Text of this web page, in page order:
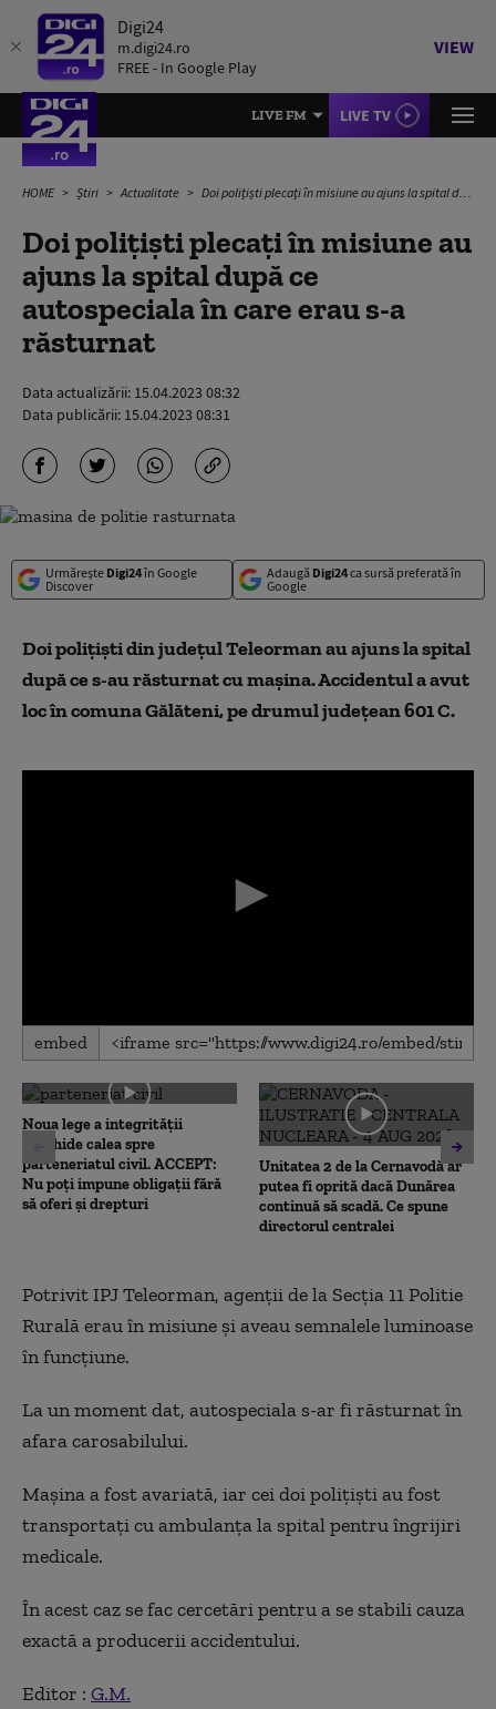
Digi24
m.digi24.ro
FREE - In Google Play
VIEW
LIVE FM LIVE TV
HOME Știri Actualitate Doi polițiști plecați în misiune au ajuns la spital după ce autospeciala în care erau s-a răsturnat
Doi polițiști plecați în misiune au
ajuns la spital după ce
autospeciala în care erau s-a
răsturnat
Data actualizării: 15.04.2023 08:32
Data publicării: 15.04.2023 08:31
Urmărește Digi24în Google
Discover
Adaugă Digi24ca sursă preferată în
Google
Doi polițiști din județul Teleorman au ajuns la spital
după ce s-au răsturnat cu mașina. Accidentul a avut
loc în comuna Gălăteni, pe drumul județean 601 C.
0
seconds
0
seconds
embed
Noua lege a integrității
deschide calea spre
parteneriatul civil. ACCEPT:
Nu poți impune obligații fără
să oferi și drepturi
Unitatea 2 de la Cernavodă ar
putea fi oprită dacă Dunărea
continuă să scadă. Ce spune
directorul centralei
Potrivit IPJ Teleorman, agenții de la Secția 11 Politie
Rurală erau în misiune și aveau semnalele luminoase
în funcțiune.
La un moment dat, autospeciala s-ar fi răsturnat în
afara carosabilului.
Mașina a fost avariată, iar cei doi polițiști au fost
transportați cu ambulanța la spital pentru îngrijiri
medicale.
În acest caz se fac cercetări pentru a se stabili cauza
exactă a producerii accidentului.
Editor : G.M.